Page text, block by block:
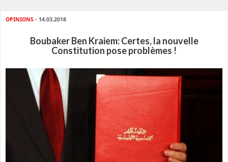
OPINIONS - 14.03.2018
Boubaker Ben Kraiem: Certes, la nouvelle
Constitution pose problèmes !